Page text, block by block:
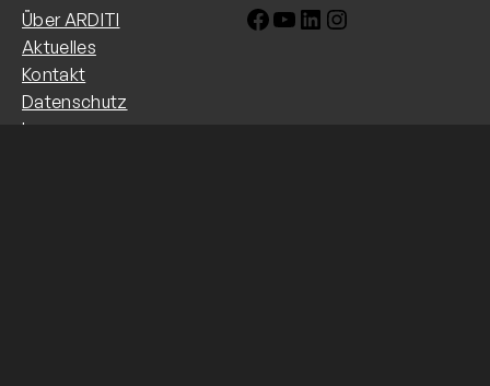
Über ARDITI
Aktuelles
Kontakt
Datenschutz
Impressum
Facebook YouTube LinkedIn Instagram